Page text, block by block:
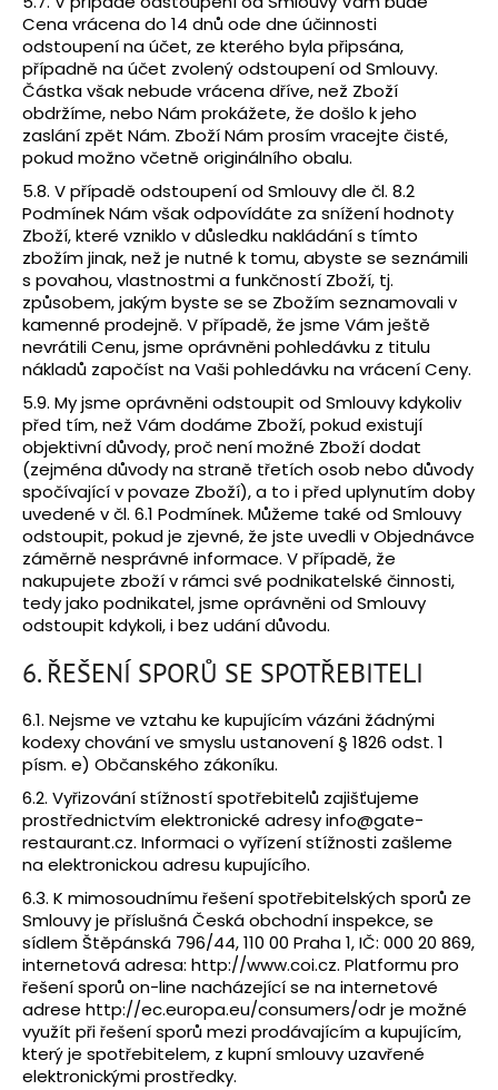
Cena vrácena do 14 dnů ode dne účinnosti
odstoupení na účet, ze kterého byla připsána,
případně na účet zvolený odstoupení od Smlouvy.
Částka však nebude vrácena dříve, než Zboží
obdržíme, nebo Nám prokážete, že došlo k jeho
zaslání zpět Nám. Zboží Nám prosím vracejte čisté,
pokud možno včetně originálního obalu.
5.8. V případě odstoupení od Smlouvy dle čl. 8.2
Podmínek Nám však odpovídáte za snížení hodnoty
Zboží, které vzniklo v důsledku nakládání s tímto
zbožím jinak, než je nutné k tomu, abyste se seznámili
s povahou, vlastnostmi a funkčností Zboží, tj.
způsobem, jakým byste se se Zbožím seznamovali v
kamenné prodejně. V případě, že jsme Vám ještě
nevrátili Cenu, jsme oprávněni pohledávku z titulu
nákladů započíst na Vaši pohledávku na vrácení Ceny.
5.9. My jsme oprávněni odstoupit od Smlouvy kdykoliv
před tím, než Vám dodáme Zboží, pokud existují
objektivní důvody, proč není možné Zboží dodat
(zejména důvody na straně třetích osob nebo důvody
spočívající v povaze Zboží), a to i před uplynutím doby
uvedené v čl. 6.1 Podmínek. Můžeme také od Smlouvy
odstoupit, pokud je zjevné, že jste uvedli v Objednávce
záměrně nesprávné informace. V případě, že
nakupujete zboží v rámci své podnikatelské činnosti,
tedy jako podnikatel, jsme oprávněni od Smlouvy
odstoupit kdykoli, i bez udání důvodu.
6. ŘEŠENÍ SPORŮ SE SPOTŘEBITELI
6.1. Nejsme ve vztahu ke kupujícím vázáni žádnými
kodexy chování ve smyslu ustanovení § 1826 odst. 1
písm. e) Občanského zákoníku.
6.2. Vyřizování stížností spotřebitelů zajišťujeme
prostřednictvím elektronické adresyinfo@gate-
restaurant.cz. Informaci o vyřízení stížnosti zašleme
na elektronickou adresu kupujícího.
6.3. K mimosoudnímu řešení spotřebitelských sporů ze
Smlouvy je příslušná Česká obchodní inspekce, se
sídlem Štěpánská 796/44, 110 00 Praha 1, IČ: 000 20 869,
internetová adresa: http://www.coi.cz. Platformu pro
řešení sporů on-line nacházející se na internetové
adrese http://ec.europa.eu/consumers/odr je možné
využít při řešení sporů mezi prodávajícím a kupujícím,
který je spotřebitelem, z kupní smlouvy uzavřené
elektronickými prostředky.